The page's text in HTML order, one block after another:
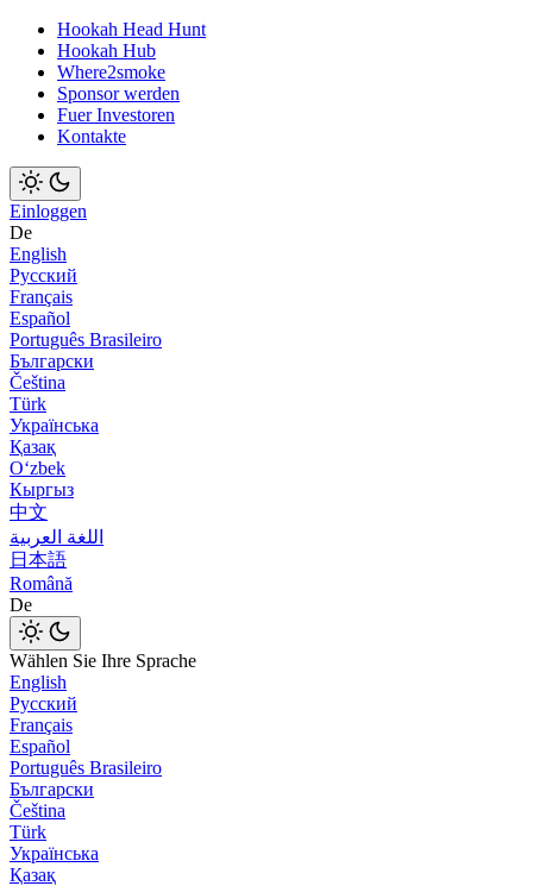
Hookah Head Hunt
Hookah Hub
Where2smoke
Sponsor werden
Fuer Investoren
Kontakte
Einloggen
De
English
Русский
Français
Español
Português Brasileiro
Български
Čeština
Türk
Українська
Қазақ
Оʻzbek
Кыргыз
中文
اللغة العربية
日本語
Română
De
Wählen Sie Ihre Sprache
English
Русский
Français
Español
Português Brasileiro
Български
Čeština
Türk
Українська
Қазақ